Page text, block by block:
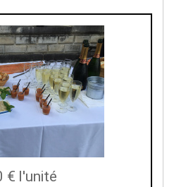
€ l'unité